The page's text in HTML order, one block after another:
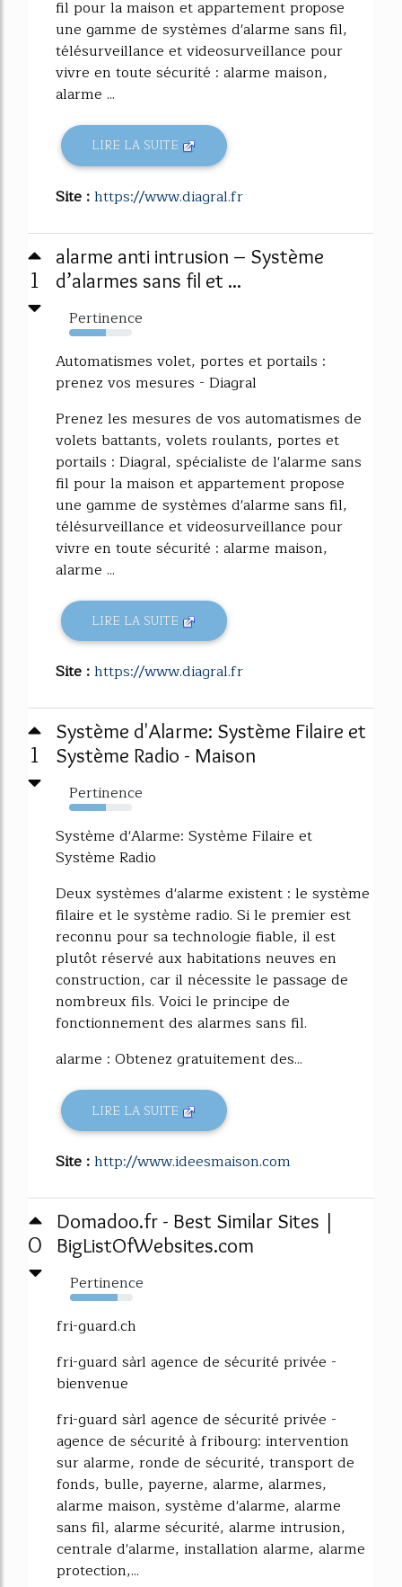
fil pour la maison et appartement propose
une gamme de systèmes d'alarme sans fil,
télésurveillance et videosurveillance pour
vivre en toute sécurité : alarme maison,
alarme ...
LIRE LA SUITE
Site :https://www.diagral.fr
1
alarme anti intrusion – Système
d’alarmes sans fil et ...
Pertinence
58%
Automatismes volet, portes et portails :
prenez vos mesures - Diagral
Prenez les mesures de vos automatismes de
volets battants, volets roulants, portes et
portails : Diagral, spécialiste de l'alarme sans
fil pour la maison et appartement propose
une gamme de systèmes d'alarme sans fil,
télésurveillance et videosurveillance pour
vivre en toute sécurité : alarme maison,
alarme ...
LIRE LA SUITE
Site :https://www.diagral.fr
1
Système d'Alarme: Système Filaire et
Système Radio - Maison
Pertinence
58%
Système d'Alarme: Système Filaire et
Système Radio
Deux systèmes d'alarme existent : le système
filaire et le système radio. Si le premier est
reconnu pour sa technologie fiable, il est
plutôt réservé aux habitations neuves en
construction, car il nécessite le passage de
nombreux fils. Voici le principe de
fonctionnement des alarmes sans fil.
alarme : Obtenez gratuitement des...
LIRE LA SUITE
Site :http://www.ideesmaison.com
0
Domadoo.fr - Best Similar Sites |
BigListOfWebsites.com
Pertinence
76%
fri-guard.ch
fri-guard sàrl agence de sécurité privée -
bienvenue
fri-guard sàrl agence de sécurité privée -
agence de sécurité à fribourg: intervention
sur alarme, ronde de sécurité, transport de
fonds, bulle, payerne, alarme, alarmes,
alarme maison, système d'alarme, alarme
sans fil, alarme sécurité, alarme intrusion,
centrale d'alarme, installation alarme, alarme
protection,...